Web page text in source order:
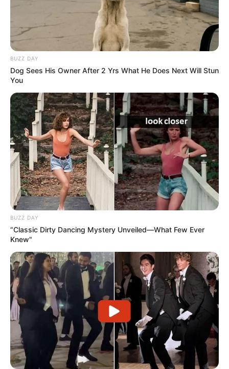
BUZZ DAY
Dog Sees His Owner After 2 Yrs What He Does Next Will Stun
You
BUZZ DAY
“Classic Dirty Dancing Mystery Unveiled—What Few Ever
Knew"